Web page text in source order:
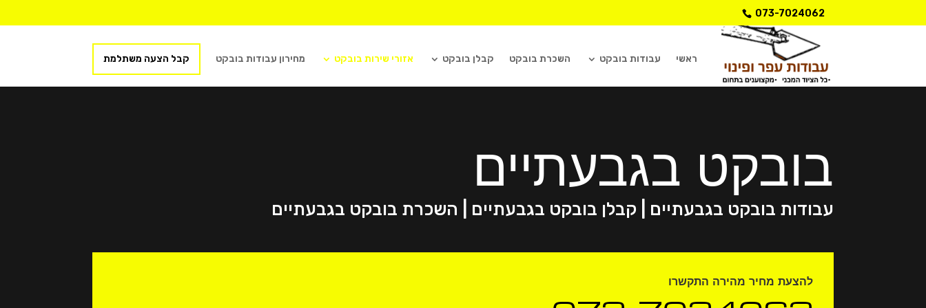
073-7024062
ראשי עבודות בובקט השכרת בובקט קבלן בובקט אזורי שירות בובקט מחירון עבודות בובקט קבל הצעה משתלמת
בובקט בגבעתיים
עבודות בובקט בגבעתיים | קבלן בובקט בגבעתיים | השכרת בובקט בגבעתיים
להצעת מחיר מהירה התקשרו